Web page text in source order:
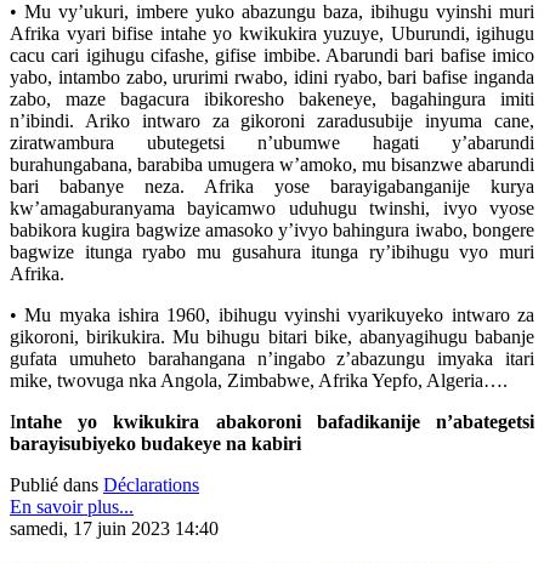
• Mu vy’ukuri, imbere yuko abazungu baza, ibihugu vyinshi muri
Afrika vyari bifise intahe yo kwikukira yuzuye, Uburundi, igihugu
cacu cari igihugu cifashe, gifise imbibe. Abarundi bari bafise imico
yabo, intambo zabo, ururimi rwabo, idini ryabo, bari bafise inganda
zabo, maze bagacura ibikoresho bakeneye, bagahingura imiti
n’ibindi. Ariko intwaro za gikoroni zaradusubije inyuma cane,
ziratwambura ubutegetsi n’ubumwe hagati y’abarundi
burahungabana, barabiba umugera w’amoko, mu bisanzwe abarundi
bari babanye neza. Afrika yose barayigabanganije kurya
kw’amagaburanyama bayicamwo uduhugu twinshi, ivyo vyose
babikora kugira bagwize amasoko y’ivyo bahingura iwabo, bongere
bagwize itunga ryabo mu gusahura itunga ry’ibihugu vyo muri
Afrika.
• Mu myaka ishira 1960, ibihugu vyinshi vyarikuyeko intwaro za
gikoroni, birikukira. Mu bihugu bitari bike, abanyagihugu babanje
gufata umuheto barahangana n’ingabo z’abazungu imyaka itari
mike, twovuga nka Angola, Zimbabwe, Afrika Yepfo, Algeria….
Intahe yo kwikukira abakoroni bafadikanije n’abategetsi
barayisubiyeko budakeye na kabiri
Publié dans Déclarations
En savoir plus...
samedi, 17 juin 2023 14:40